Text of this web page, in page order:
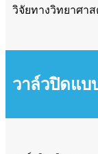
วิจัยทางวิทยาศา
วาล์วปิดแ